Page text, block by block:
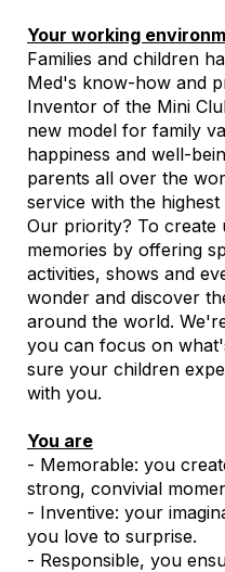
Your working
Families and children
Med's know-how and
Inventor of the Mini
new model for family
happiness and well-
parents all over the
service with the
Our priority? To create
memories by offering
activities, shows and
wonder and discover
around the world.
you can focus on
sure your children
with you.
You are
- Memorable: you
strong, convivial
- Inventive: your
you love to surprise.
- Responsible, you